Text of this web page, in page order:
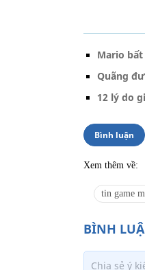
Mario
Quãng
12 lý do
Bình luận
Xem thêm về:
tin game